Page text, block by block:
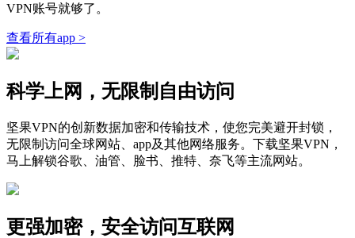
VPN账号就够了。
查看所有app >
科学上网，无限制自由访问
坚果VPN的创新数据加密和传输技术，使您完美避开封锁，
无限制访问全球网站、app及其他网络服务。下载坚果VPN，
马上解锁谷歌、油管、脸书、推特、奈飞等主流网站。
更强加密，安全访问互联网